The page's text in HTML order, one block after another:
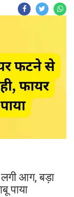
आग, बड़ा
पाया